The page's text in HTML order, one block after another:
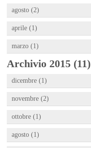
agosto (2)
aprile (1)
marzo (1)
Archivio 2015 (11)
dicembre (1)
novembre (2)
ottobre (1)
agosto (1)